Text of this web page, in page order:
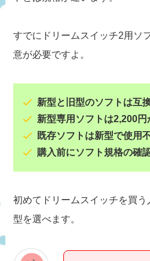
すでにドリームスイッチ2用ソ
意が必要ですよ。
新型と旧型のソフトは互
新型専用ソフトは2,200円
既存ソフトは新型で使用
購入前にソフト規格の確
初めてドリームスイッチを買
型を選べます。